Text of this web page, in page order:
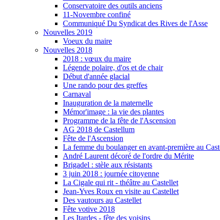
Conservatoire des outils anciens
11-Novembre confiné
Communiqué Du Syndicat des Rives de l'Asse
Nouvelles 2019
Voeux du maire
Nouvelles 2018
2018 : vœux du maire
Légende polaire, d'os et de chair
Début d'année glacial
Une rando pour des greffes
Carnaval
Inauguration de la maternelle
Mémor'image : la vie des plantes
Programme de la fête de l'Ascension
AG 2018 de Castellum
Fête de l'Ascension
La femme du boulanger en avant-première au
André Laurent décoré de l'ordre du Mérite
Brigadel : stèle aux résistants
3 juin 2018 : journée citoyenne
La Cigale qui rit - théâtre au Castellet
Jean-Yves Roux en visite au Castellet
Des vautours au Castellet
Fête votive 2018
Les Itardes - fête des voisins